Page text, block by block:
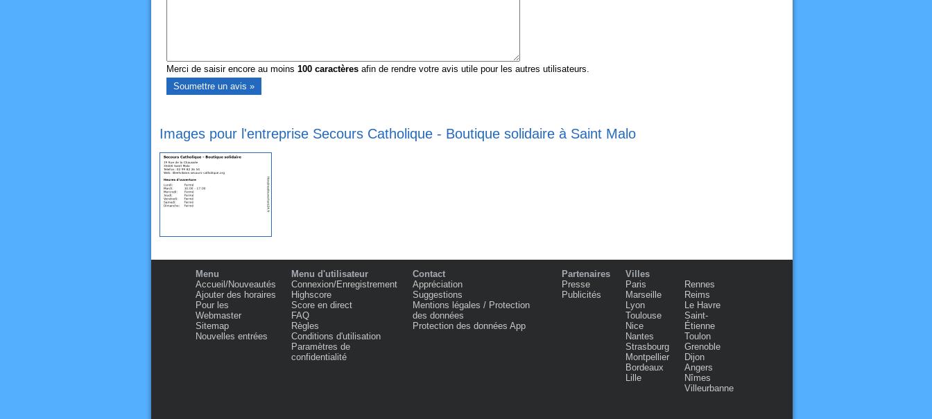
Merci de saisir encore au moins 100caractèresafin de rendre votre avis utile pour les autres utilisateurs.
Images pour l'entreprise Secours Catholique - Boutique solidaire à Saint Malo
Menu
Accueil/Nouveautés
Ajouter des horaires
Pour les
Webmaster
Sitemap
Nouvelles entrées
Menu d'utilisateur
Connexion/Enregistrement
Highscore
Score en direct
FAQ
Règles
Conditions d'utilisation
Paramètres de
confidentialité
Contact
Appréciation
Suggestions
Mentions légales / Protection
des données
Protection des données App
Partenaires
Presse
Publicités
Villes
Paris
Marseille
Lyon
Toulouse
Nice
Nantes
Strasbourg
Montpellier
Bordeaux
Lille
Rennes
Reims
Le Havre
Saint-
Étienne
Toulon
Grenoble
Dijon
Angers
Nîmes
Villeurbanne